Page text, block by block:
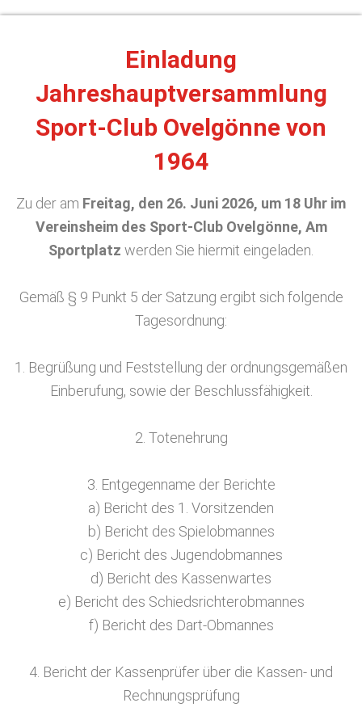
Einladung
Jahreshauptversammlung
Sport-Club Ovelgönne von
1964
Zu der am Freitag, den 26. Juni 2026, um 18 Uhr im
Vereinsheim des Sport-Club Ovelgönne, Am
Sportplatz werden Sie hiermit eingeladen.
Gemäß § 9 Punkt 5 der Satzung ergibt sich folgende
Tagesordnung:
1. Begrüßung und Feststellung der ordnungsgemäßen
Einberufung, sowie der Beschlussfähigkeit.
2. Totenehrung
3. Entgegenname der Berichte
a) Bericht des 1. Vorsitzenden
b) Bericht des Spielobmannes
c) Bericht des Jugendobmannes
d) Bericht des Kassenwartes
e) Bericht des Schiedsrichterobmannes
f) Bericht des Dart-Obmannes
4. Bericht der Kassenprüfer über die Kassen- und
Rechnungsprüfung